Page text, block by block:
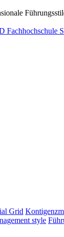
Grid
style